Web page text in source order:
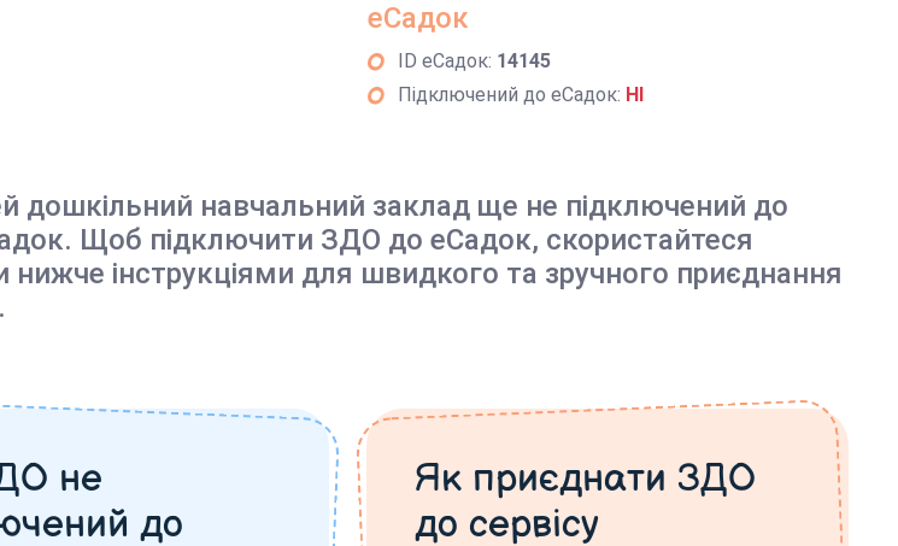
еСадок
ID еСадок: 14145
Підключений до еСадок: НІ
дошкільний навчальний заклад ще не підключений до
Щоб підключити ЗДО до еСадок, скористайтеся
нижче інструкціями для швидкого та зручного приєднання
не
до
Як приєднати ЗДО
до сервісу